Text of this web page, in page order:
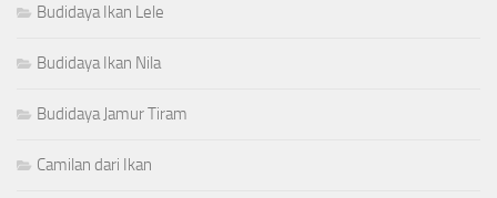
Budidaya Ikan Lele
Budidaya Ikan Nila
Budidaya Jamur Tiram
Camilan dari Ikan